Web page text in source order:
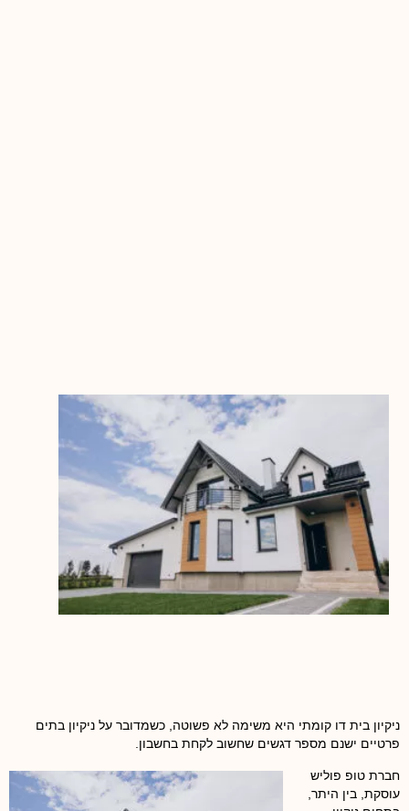
ניקיון בית דו קומתי היא משימה לא פשוטה, כשמדובר על ניקיון בתים
פרטיים ישנם מספר דגשים שחשוב לקחת בחשבון.
חברת טופ פוליש
עוסקת, בין היתר,